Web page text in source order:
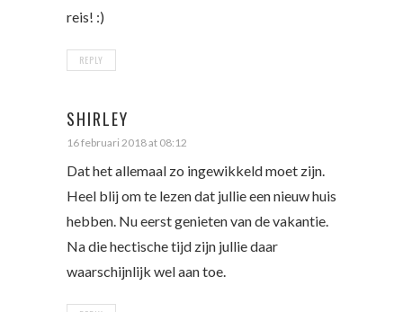
reis! :)
REPLY
SHIRLEY
16 februari 2018 at 08:12
Dat het allemaal zo ingewikkeld moet zijn.
Heel blij om te lezen dat jullie een nieuw huis
hebben. Nu eerst genieten van de vakantie.
Na die hectische tijd zijn jullie daar
waarschijnlijk wel aan toe.